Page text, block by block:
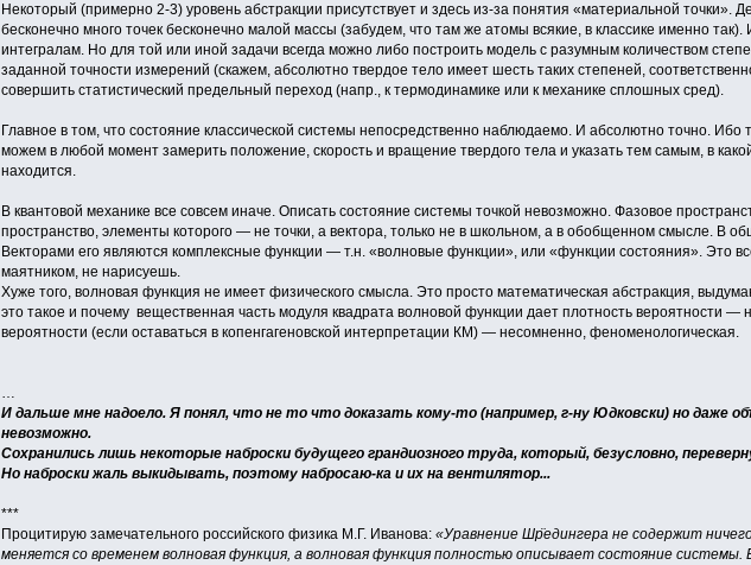
Некоторый (примерно 2-3) уровень абстракции присутствует и здесь из-за понятия «материальной точки».
бесконечно много точек бесконечно малой массы (забудем, что там же атомы всякие, в классике именно так).
интегралам. Но для той или иной задачи всегда можно либо построить модель с разумным количеством
заданной точности измерений (скажем, абсолютно твердое тело имеет шесть таких степеней,
совершить статистический предельный переход (напр., к термодинамике или к механике сплошных сред).
Главное в том, что состояние классической системы непосредственно наблюдаемо. И абсолютно точно.
можем в любой момент замерить положение, скорость и вращение твердого тела и указать тем самым, в
находится.
В квантовой механике все совсем иначе. Описать состояние системы точкой невозможно. Фазовое
пространство, элементы которого — не точки, а вектора, только не в школьном, а в обобщенном смысле. В
Векторами его являются комплексные функции — т.н. «волновые функции», или «функции состояния». Это
маятником, не нарисуешь.
Хуже того, волновая функция не имеет физического смысла. Это просто математическая абстракция,
это такое и почему вещественная часть модуля квадрата волновой функции дает плотность вероятности
вероятности (если оставаться в копенгагеновской интерпретации КМ) — несомненно, феноменологическая.
…
И дальше мне надоело. Я понял, что не то что доказать кому-то (например, г-ну Юдковски) но даже
невозможно.
Сохранились лишь некоторые наброски будущего грандиозного труда, который, безусловно,
Но наброски жаль выкидывать, поэтому набросаю-ка и их на вентилятор...
***
Процитирую замечательного российского физика М.Г. Иванова: «Уравнение Шр̈едингера не содержит
меняется со временем волновая функция, а волновая функция полностью описывает состояние